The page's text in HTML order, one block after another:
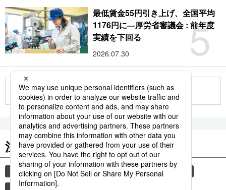
5
最低賃金55円引き上げ、全国平均
1176円に―厚労省審議会 : 前年度
実績を下回る
2026.07.30
もっと見る
注目のキーワード
共同通信ニュース 気象・災害 災害